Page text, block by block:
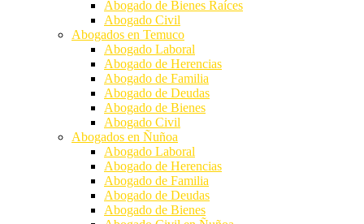
Abogado de Bienes Raíces
Abogado Civil
Abogados en Temuco
Abogado Laboral
Abogado de Herencias
Abogado de Familia
Abogado de Deudas
Abogado de Bienes
Abogado Civil
Abogados en Ñuñoa
Abogado Laboral
Abogado de Herencias
Abogado de Familia
Abogado de Deudas
Abogado de Bienes